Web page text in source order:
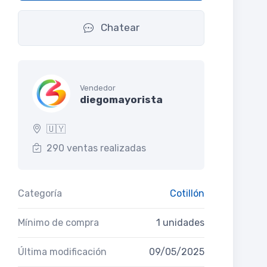
Chatear
Vendedor
diegomayorista
🇺🇾
290 ventas realizadas
Categoría Cotillón
Mínimo de compra 1 unidades
Última modificación 09/05/2025